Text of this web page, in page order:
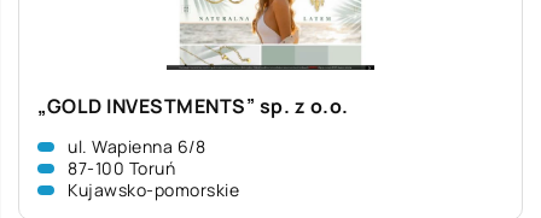
„GOLD INVESTMENTS” sp. z o.o.
ul. Wapienna 6/8
87-100 Toruń
Kujawsko-pomorskie